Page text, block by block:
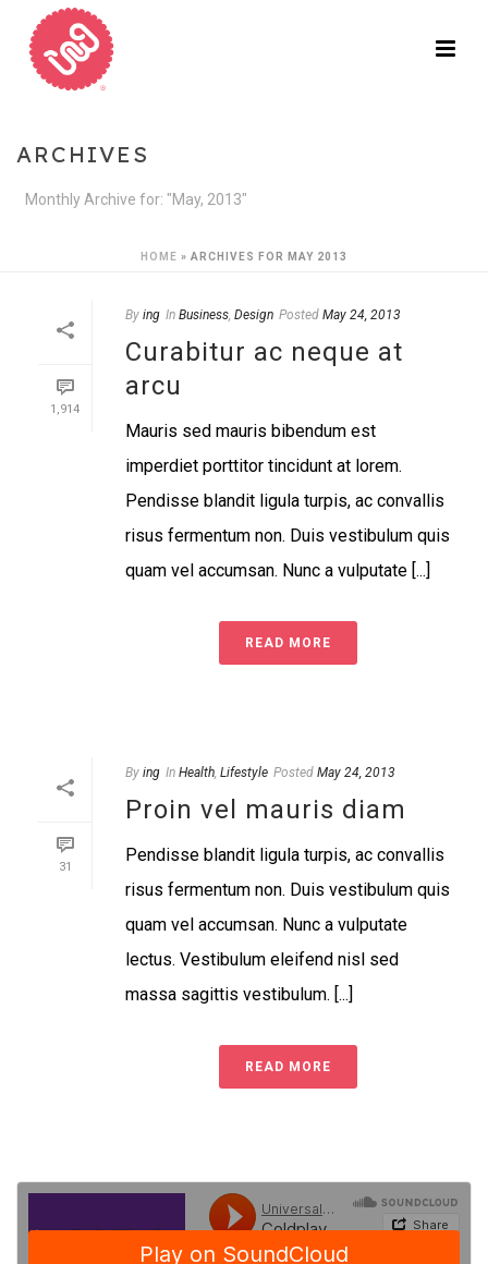
ARCHIVES
Monthly Archive for: "May, 2013"
HOME » ARCHIVES FOR MAY 2013
1,914
By ing In Business, Design Posted May 24, 2013
Curabitur ac neque at
arcu
Mauris sed mauris bibendum est
imperdiet porttitor tincidunt at lorem.
Pendisse blandit ligula turpis, ac convallis
risus fermentum non. Duis vestibulum quis
quam vel accumsan. Nunc a vulputate [...]
READ MORE
31
By ing In Health, Lifestyle Posted May 24, 2013
Proin vel mauris diam
Pendisse blandit ligula turpis, ac convallis
risus fermentum non. Duis vestibulum quis
quam vel accumsan. Nunc a vulputate
lectus. Vestibulum eleifend nisl sed
massa sagittis vestibulum. [...]
READ MORE